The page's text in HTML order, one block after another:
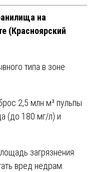
на
(Красноярский
типа в зоне
2,5 млн м³ пульпы
(до 180 мг/л) и
загрязнения
вред недрам.